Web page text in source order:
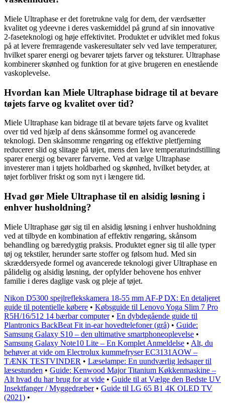
Miele Ultraphase er det foretrukne valg for dem, der værdsætter
kvalitet og ydeevne i deres vaskemiddel på grund af sin innovative
2-faseteknologi og høje effektivitet. Produktet er udviklet med fokus
på at levere fremragende vaskeresultater selv ved lave temperaturer,
hvilket sparer energi og bevarer tøjets farver og teksturer. Ultraphase
kombinerer skønhed og funktion for at give brugeren en enestående
vaskoplevelse.
Hvordan kan Miele Ultraphase bidrage til at bevare
tøjets farve og kvalitet over tid?
Miele Ultraphase kan bidrage til at bevare tøjets farve og kvalitet
over tid ved hjælp af dens skånsomme formel og avancerede
teknologi. Den skånsomme rengøring og effektive pletfjerning
reducerer slid og slitage på tøjet, mens den lave temperaturindstilling
sparer energi og bevarer farverne. Ved at vælge Ultraphase
investerer man i tøjets holdbarhed og skønhed, hvilket betyder, at
tøjet forbliver friskt og som nyt i længere tid.
Hvad gør Miele Ultraphase til en alsidig løsning i
enhver husholdning?
Miele Ultraphase gør sig til en alsidig løsning i enhver husholdning
ved at tilbyde en kombination af effektiv rengøring, skånsom
behandling og bæredygtig praksis. Produktet egner sig til alle typer
tøj og tekstiler, herunder sarte stoffer og følsom hud. Med sin
skræddersyede formel og avancerede teknologi giver Ultraphase en
pålidelig og alsidig løsning, der opfylder behovene hos enhver
familie i deres daglige vask og pleje af tøjet.
Nikon D5300 spejlreflekskamera 18-55 mm AF-P DX: En detaljeret
guide til potentielle købere • Købsguide til Lenovo Yoga Slim 7 Pro
R5H/16/512 14 bærbar computer• En dybdegående guide til
Plantronics BackBeat Fit in-ear hovedtelefoner (grå) • Guide:
Samsung Galaxy S10 – den ultimative smartphoneoplevelse •
Samsung Galaxy Note10 Lite – En Komplet Anmeldelse • Alt, du
behøver at vide om Electrolux kummefryser EC3131AOW –
TÆNK TESTVINDER • Læselampe: En uundværlig ledsager til
læsestunden • Guide: Kenwood Major Titanium Køkkenmaskine –
Alt hvad du har brug for at vide • Guide til at Vælge den Bedste UV
Insektfanger / Myggedræber• Guide til LG 65 B1 4K OLED TV
(2021) •